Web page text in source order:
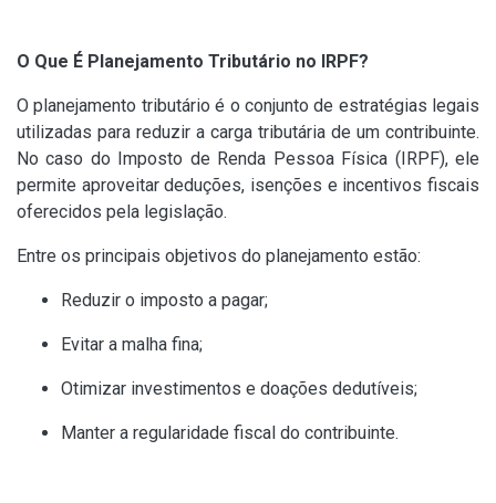
O Que É Planejamento Tributário no IRPF?
O planejamento tributário é o conjunto de estratégias legais
utilizadas para reduzir a carga tributária de um contribuinte.
No caso do Imposto de Renda Pessoa Física (IRPF), ele
permite aproveitar deduções, isenções e incentivos fiscais
oferecidos pela legislação.
Entre os principais objetivos do planejamento estão:
Reduzir o imposto a pagar;
Evitar a malha fina;
Otimizar investimentos e doações dedutíveis;
Manter a regularidade fiscal do contribuinte.